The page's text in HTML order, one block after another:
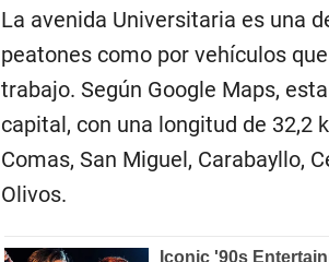
La avenida Universitaria es una
peatones como por vehículos
trabajo. Según Google Maps,
capital, con una longitud de 32,2
Comas, San Miguel, Carabayllo,
Olivos.